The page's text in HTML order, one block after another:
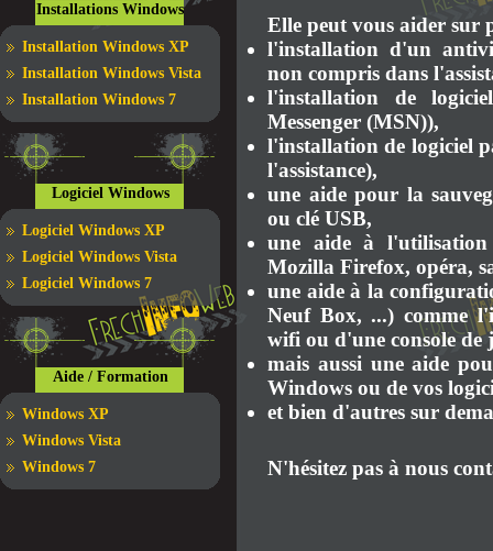
Installations Windows
Installation Windows XP
Installation Windows Vista
Installation Windows 7
Logiciel Windows
Logiciel Windows XP
Logiciel Windows Vista
Logiciel Windows 7
Aide / Formation
Windows XP
Windows Vista
Windows 7
Elle peut vous aider sur
l'installation d'un
non compris dans
l'installation de
Messenger (MSN)),
l'installation de logiciel
l'assistance),
une aide pour la
ou clé USB,
une aide à l'utilisation
Mozilla Firefox, opéra,
une aide à la
Neuf Box, ...) comme
wifi ou d'une console
mais aussi une aide
Windows ou de vos
et bien d'autres sur
N'hésitez pas à nous